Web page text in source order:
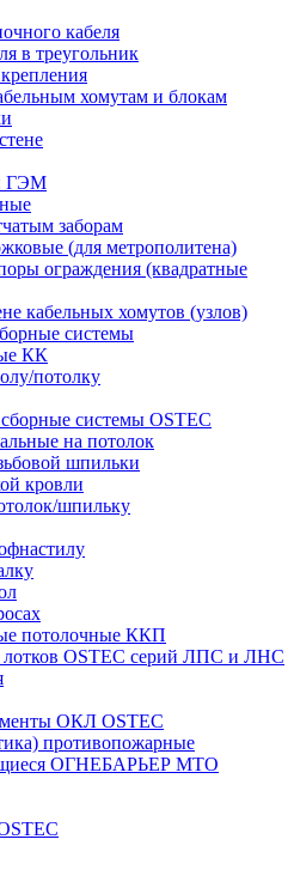
кабеля
в треугольник
хомутам и блокам
ГЭМ
заборам
(для метрополитена)
ограждения (квадратные
кабельных хомутов (узлов)
системы
КК
потолку
системы OSTEC
на потолок
шпильки
кровли
шпильку
потолочные ККП
лотков OSTEC серий ЛПС и ЛНС
ОКЛ OSTEC
противопожарные
ОГНЕБАРЬЕР МТО